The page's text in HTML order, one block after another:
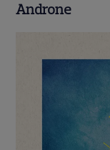
Androne